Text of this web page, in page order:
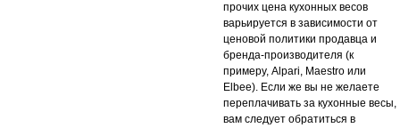
прочих цена кухонных весов
варьируется в зависимости от
ценовой политики продавца и
бренда-производителя (к
примеру, Alpari, Maestro или
Elbee). Если же вы не желаете
переплачивать за кухонные весы,
вам следует обратиться в